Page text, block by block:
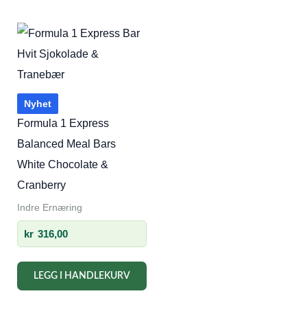
Nyhet
Formula 1 Express
Balanced Meal Bars
White Chocolate &
Cranberry
Indre Ernæring
kr 316,00
LEGG I HANDLEKURV